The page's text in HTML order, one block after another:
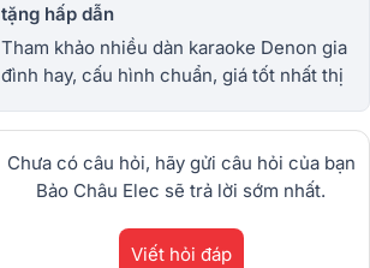
tặng hấp dẫn
Tham khảo nhiều dàn karaoke Denon gia
đình hay, cấu hình chuẩn, giá tốt nhất thị
karaoke uy tín nhất việt nam
Chưa có câu hỏi, hãy gửi câu hỏi của bạn
Bảo Châu Elec sẽ trả lời sớm nhất.
Viết hỏi đáp